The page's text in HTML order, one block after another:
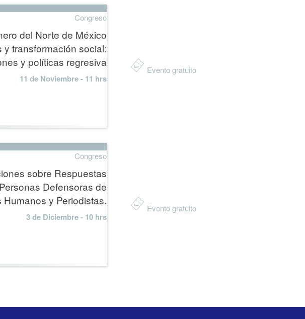
Congreso
del Norte de México
y transformación social:
y políticas regresiva
11 de Noviembre- 11 hrs
Evento gratuito
Congreso
sobre Respuestas
Defensoras de
Humanos y Periodistas.
3 de Diciembre- 10 hrs
Evento gratuito